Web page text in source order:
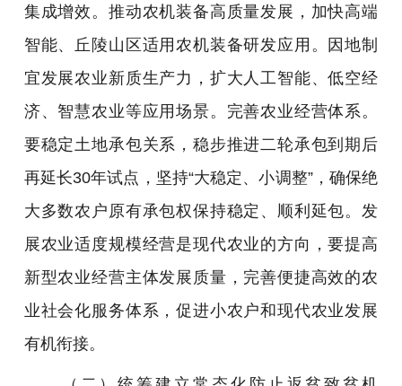
集成增效。推动农机装备高质量发展，加快高端
智能、丘陵山区适用农机装备研发应用。因地制
宜发展农业新质生产力，扩大人工智能、低空经
济、智慧农业等应用场景。完善农业经营体系。
要稳定土地承包关系，稳步推进二轮承包到期后
再延长30年试点，坚持“大稳定、小调整”，确保绝
大多数农户原有承包权保持稳定、顺利延包。发
展农业适度规模经营是现代农业的方向，要提高
新型农业经营主体发展质量，完善便捷高效的农
业社会化服务体系，促进小农户和现代农业发展
有机衔接。